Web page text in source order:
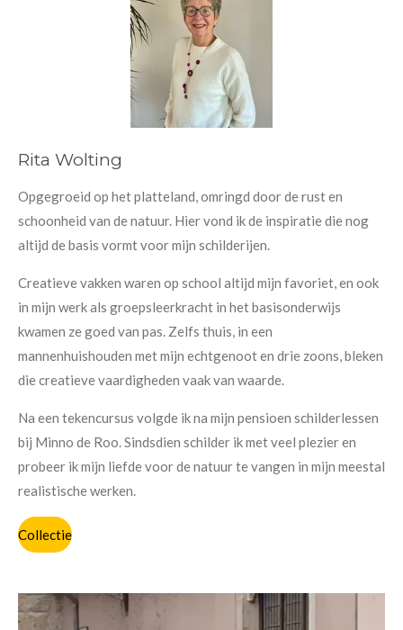
Rita Wolting
Opgegroeid op het platteland, omringd door de rust en
schoonheid van de natuur. Hier vond ik de inspiratie die nog
altijd de basis vormt voor mijn schilderijen.
Creatieve vakken waren op school altijd mijn favoriet, en ook
in mijn werk als groepsleerkracht in het basisonderwijs
kwamen ze goed van pas. Zelfs thuis, in een
mannenhuishouden met mijn echtgenoot en drie zoons, bleken
die creatieve vaardigheden vaak van waarde.
Na een tekencursus volgde ik na mijn pensioen schilderlessen
bij Minno de Roo. Sindsdien schilder ik met veel plezier en
probeer ik mijn liefde voor de natuur te vangen in mijn meestal
realistische werken.
Collectie